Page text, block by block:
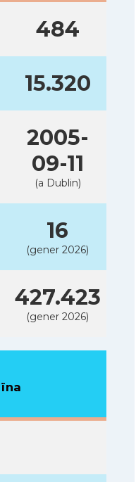
484
15.320
2005-
09-11
(a Dublin)
16
(gener 2026)
427.423
(gener 2026)